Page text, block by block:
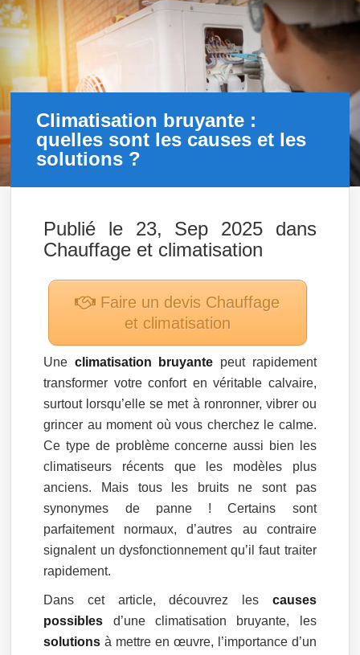
Climatisation bruyante :
quelles sont les causes et les
solutions ?
Publié le 23, Sep 2025 dans
Chauffage et climatisation
Faire un devis Chauffage
et climatisation
Une climatisation bruyante peut rapidement
transformer votre confort en véritable calvaire,
surtout lorsqu’elle se met à ronronner, vibrer ou
grincer au moment où vous cherchez le calme.
Ce type de problème concerne aussi bien les
climatiseurs récents que les modèles plus
anciens. Mais tous les bruits ne sont pas
synonymes de panne ! Certains sont
parfaitement normaux, d’autres au contraire
signalent un dysfonctionnement qu’il faut traiter
rapidement.
Dans cet article, découvrez les causes
possibles d’une climatisation bruyante, les
solutions à mettre en œuvre, l’importance d’un